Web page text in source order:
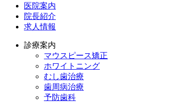
医院案内
院長紹介
求人情報
診療案内
マウスピース矯正
ホワイトニング
むし歯治療
歯周病治療
予防歯科